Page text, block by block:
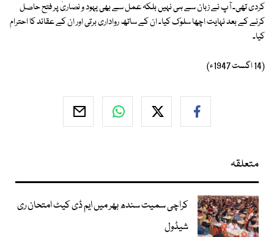
کردی تھی۔ آپ نے زبان سے ہی نہیں بلکہ عمل سے بھی یہود و نصاریٰ پر فتح حاصل
کرنے کے بعد نہایت اچھا سلوک کیا۔ ان کے ساتھ رواداری برتی اور ان کے عقائد کا احترام
کیا۔
(14 اگست 1947ء)
متعلقہ
کراچی سمیت سندھ بھر میں ایم ڈی کیٹ امتحان ری
شیڈول